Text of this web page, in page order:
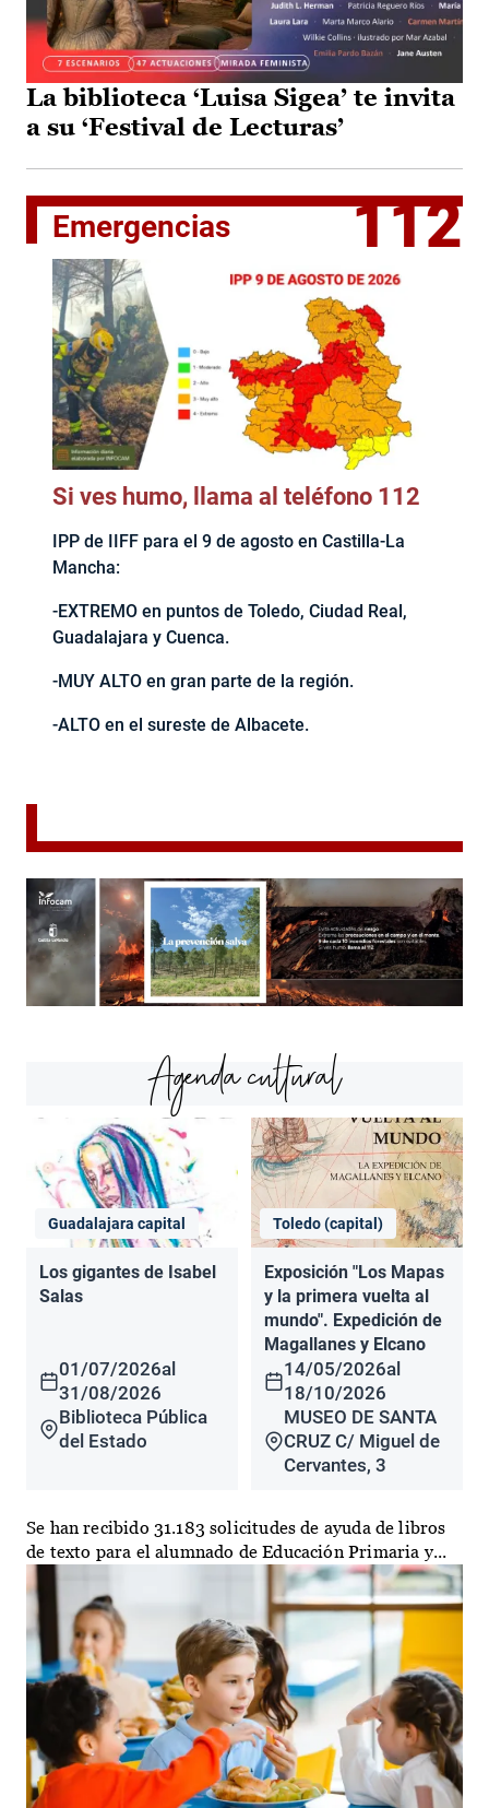
La biblioteca ‘Luisa Sigea’ te invita
a su ‘Festival de Lecturas’
Emergencias 112
Si ves humo, llama al teléfono 112
IPP de IIFF para el 9 de agosto en Castilla-La
Mancha:
-EXTREMO en puntos de Toledo, Ciudad Real,
Guadalajara y Cuenca.
-MUY ALTO en gran parte de la región.
-ALTO en el sureste de Albacete.
Agenda cultural
Guadalajara capital
Los gigantes de Isabel
Salas
01/07/2026al
31/08/2026
Biblioteca Pública
del Estado
Toledo (capital)
Exposición "Los Mapas
y la primera vuelta al
mundo". Expedición de
Magallanes y Elcano
14/05/2026al
18/10/2026
MUSEO DE SANTA
CRUZ C/ Miguel de
Cervantes, 3
Se han recibido 31.183 solicitudes de ayuda de libros
de texto para el alumnado de Educación Primaria y...